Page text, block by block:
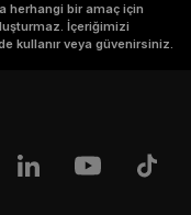
herhangi bir amaç için
İçeriğimizi
kullanır veya güvenirsiniz.